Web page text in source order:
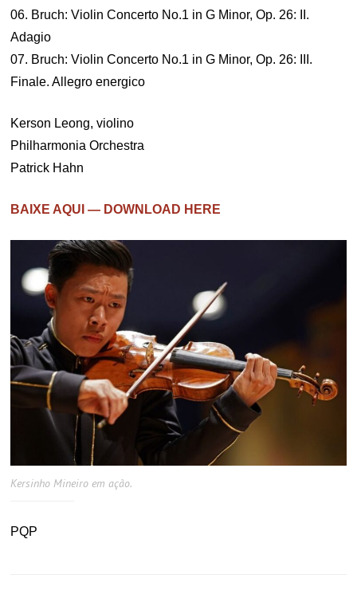
06. Bruch: Violin Concerto No.1 in G Minor, Op. 26: II.
Adagio
07. Bruch: Violin Concerto No.1 in G Minor, Op. 26: III.
Finale. Allegro energico
Kerson Leong, violino
Philharmonia Orchestra
Patrick Hahn
BAIXE AQUI — DOWNLOAD HERE
Kersinho Mineiro em ação.
PQP